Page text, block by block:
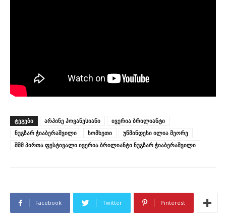
ᲢᲔᲒᲔᲑᲘ არპინე ჰოვანესიანი
ივერია ბრილიანტი
ნუგზარ ჭიაბერაშვილი
სომხეთი
უწმინდესი ილია მეორე
შშმ პირთა ფესტივალი ივერია ბრილიანტი ნუგზარ ჭიაბერაშვილი
Facebook Twitter Pinterest